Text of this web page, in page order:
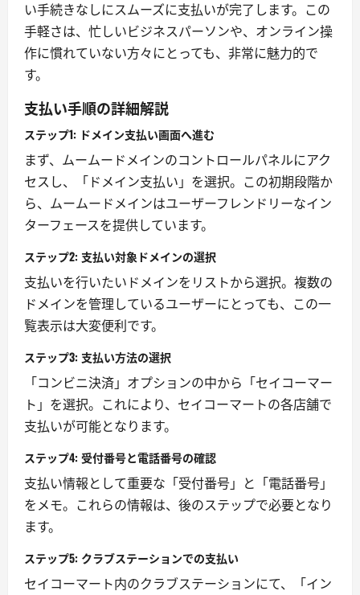
い手続きなしにスムーズに支払いが完了します。この
手軽さは、忙しいビジネスパーソンや、オンライン操
作に慣れていない方々にとっても、非常に魅力的で
す。
支払い手順の詳細解説
ステップ1: ドメイン支払い画面へ進む
まず、ムームードメインのコントロールパネルにアク
セスし、「ドメイン支払い」を選択。この初期段階か
ら、ムームードメインはユーザーフレンドリーなイン
ターフェースを提供しています。
ステップ2: 支払い対象ドメインの選択
支払いを行いたいドメインをリストから選択。複数の
ドメインを管理しているユーザーにとっても、この一
覧表示は大変便利です。
ステップ3: 支払い方法の選択
「コンビニ決済」オプションの中から「セイコーマー
ト」を選択。これにより、セイコーマートの各店舗で
支払いが可能となります。
ステップ4: 受付番号と電話番号の確認
支払い情報として重要な「受付番号」と「電話番号」
をメモ。これらの情報は、後のステップで必要となり
ます。
ステップ5: クラブステーションでの支払い
セイコーマート内のクラブステーションにて、「イン